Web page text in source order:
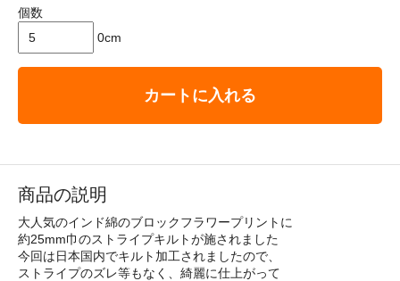
個数
0cm
カートに入れる
商品の説明
大人気のインド綿のブロックフラワープリントに
約25mm巾のストライプキルトが施されました
今回は日本国内でキルト加工されましたので、
ストライプのズレ等もなく、綺麗に仕上がって